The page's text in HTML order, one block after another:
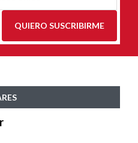
QUIERO SUSCRIBIRME